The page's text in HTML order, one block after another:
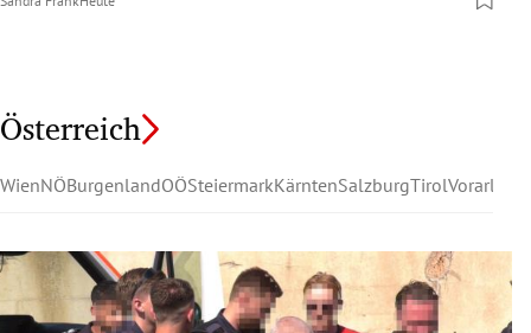
Österreich
WienNÖBurgenlandOÖSteiermarkKärntenSalzburgTirolVorarlberg